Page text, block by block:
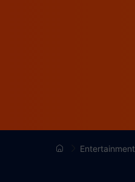
Entertainment